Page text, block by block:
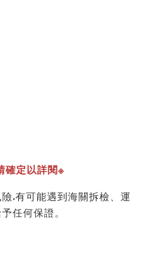
確定以詳閱※
.有可能遇到海關拆檢、運
任何保證。